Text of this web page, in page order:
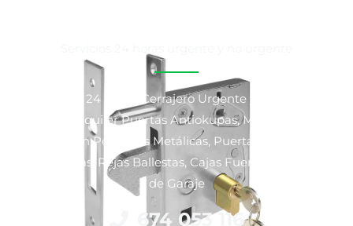
Cerrajeros 24 horas, Cerrajero Urgente y No Urgente,
Venta y Alquiler Puertas Antiokupas, Motorización y
Reparación Persianas Metálicas, Puertas Blindadas y
Acorazadas, Rejas Ballestas, Cajas Fuertes y Puertas
de Garaje
674 053 116